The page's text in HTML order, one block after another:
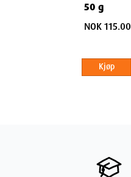
50 g
NOK 115.00
Kjøp